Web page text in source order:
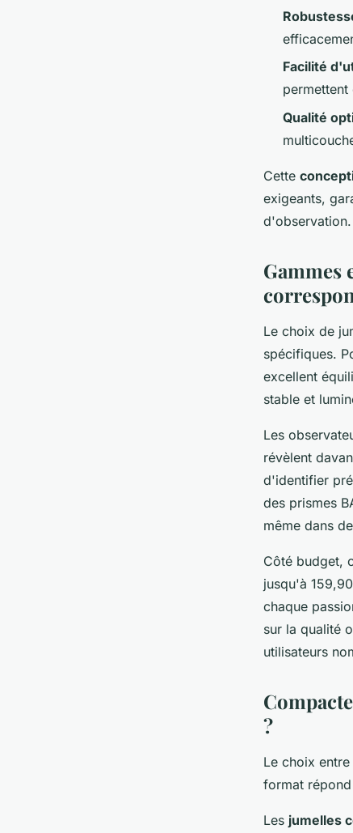
Facilité
permettent
Qualité
Cette
exigeants,
d'observation.
Gammes
Le choix de
spécifiques.
excellent
stable et
Les
révèlent
d'identifier
des prismes
même dans
Côté budget,
jusqu'à
chaque
sur la qualité
utilisateurs
?
Le choix
format
Les jumelles